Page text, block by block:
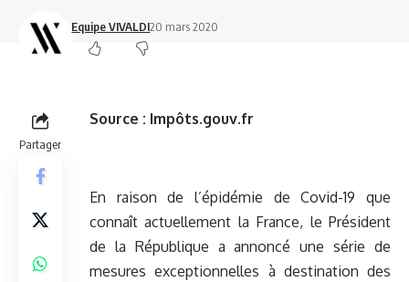
Equipe VIVALDI20 mars 2020
Partager
Source : Impôts.gouv.fr
En raison de l’épidémie de Covid-19 que
connaît actuellement la France, le Président
de la République a annoncé une série de
mesures exceptionnelles à destination des